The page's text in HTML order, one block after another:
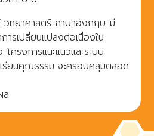
ทยาศาสตร์ ภาษาอังกฤษ มี
ารเปลี่ยนแปลงต่อเนื่องใน
ครงการแนะแนวและระบบ
รียนคุณธรรม จะครอบคลุมตลอด
ล